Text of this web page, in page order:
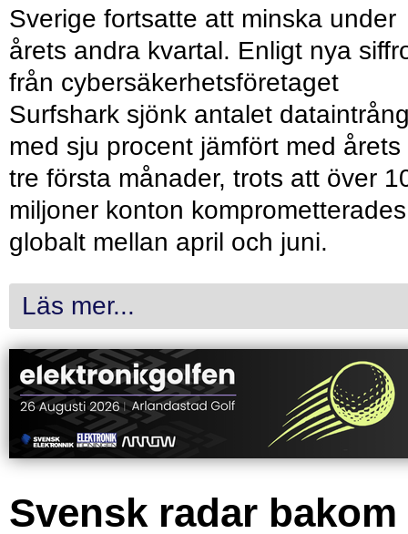
Sverige fortsatte att minska under
årets andra kvartal. Enligt nya
från cybersäkerhetsföretaget
Surfshark sjönk antalet
med sju procent jämfört med årets
tre första månader, trots att över
miljoner konton komprometterades
globalt mellan april och juni.
Läs mer...
Svensk radar bakom